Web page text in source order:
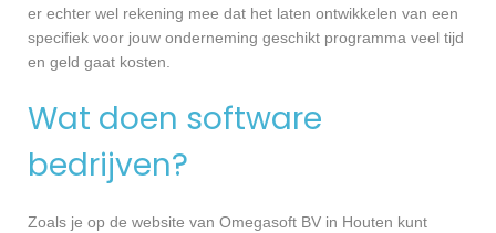
er echter wel rekening mee dat het laten ontwikkelen van een
specifiek voor jouw onderneming geschikt programma veel tijd
en geld gaat kosten.
Wat doen software
bedrijven?
Zoals je op de website van Omegasoft BV in Houten kunt